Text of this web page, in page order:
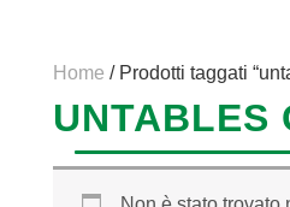
Home / Prodotti taggati
UNTABLES